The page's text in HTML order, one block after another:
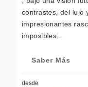
contrastes, del lujo
impresionantes
imposibles…
Saber Más
desde